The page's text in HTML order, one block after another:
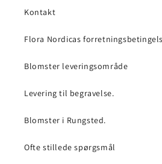
Kontakt
Flora Nordicas
Blomster leveringsområde
Levering til begravelse.
Blomster i Rungsted.
Ofte stillede spørgsmål